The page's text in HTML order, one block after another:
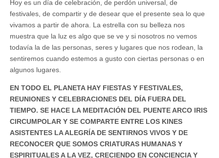
Hoy es un día de celebración, de perdón universal, de
festivales, de compartir y de desear que el presente sea lo que
vivamos a partir de ahora. La estrella con su belleza nos
muestra que la luz es algo que se ve y si nosotros no vemos
todavía la de las personas, seres y lugares que nos rodean, la
sentiremos cuando estemos a gusto con ciertas personas o en
algunos lugares.
EN TODO EL PLANETA HAY FIESTAS Y FESTIVALES,
REUNIONES Y CELEBRACIONES DEL DÍA FUERA DEL
TIEMPO. SE HACE LA MEDITACIÓN DEL PUENTE ARCO IRIS
CIRCUMPOLAR Y SE COMPARTE ENTRE LOS KINES
ASISTENTES LA ALEGRÍA DE SENTIRNOS VIVOS Y DE
RECONOCER QUE SOMOS CRIATURAS HUMANAS Y
ESPIRITUALES A LA VEZ, CRECIENDO EN CONCIENCIA Y